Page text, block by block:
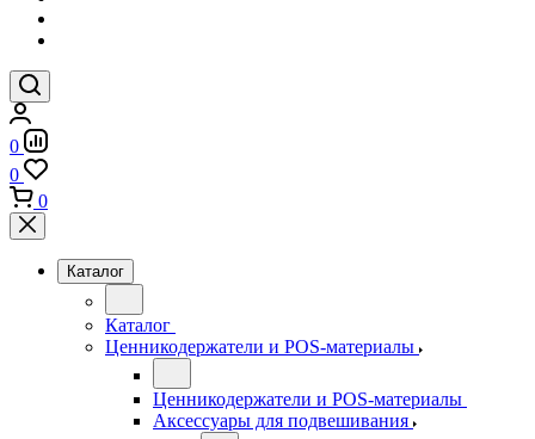
0
0
0
Каталог
Каталог
Ценникодержатели и POS-материалы
Ценникодержатели и POS-материалы
Аксессуары для подвешивания